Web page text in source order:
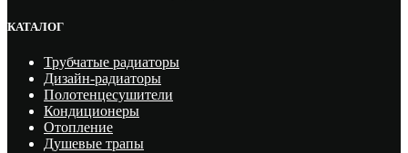
КАТАЛОГ
Трубчатые радиаторы
Дизайн-радиаторы
Полотенцесушители
Кондиционеры
Отопление
Душевые трапы